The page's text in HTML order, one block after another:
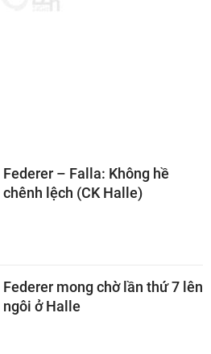
Federer – Falla: Không hề
chênh lệch (CK Halle)
Federer mong chờ lần thứ 7 lên
ngôi ở Halle